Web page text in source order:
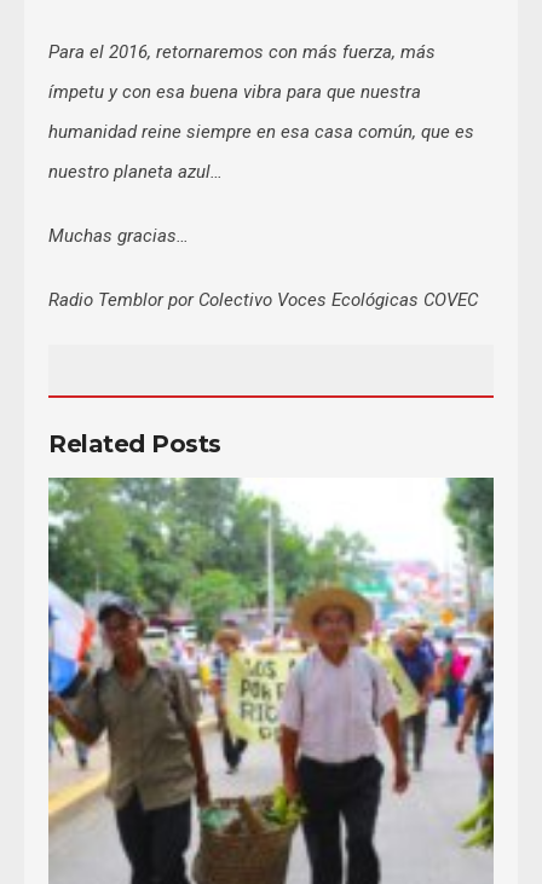
Para el 2016, retornaremos con más fuerza, más
ímpetu y con esa buena vibra para que nuestra
humanidad reine siempre en esa casa común, que es
nuestro planeta azul…
Muchas gracias…
Radio Temblor por Colectivo Voces Ecológicas COVEC
Related Posts